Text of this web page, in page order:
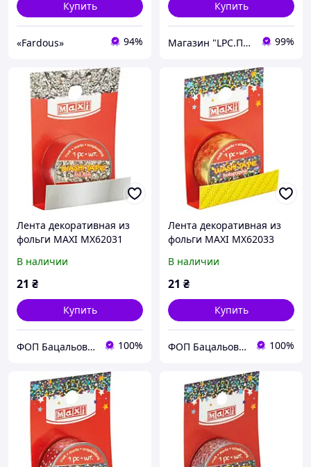
Купить
«Fardous» 94%
Купить
Магазин "LPC.Полиграфия" 99%
Лента декоративная из
фольги MAXI MX62031
/MX62031/
В наличии
21 ₴
Купить
ФОП Бацальова Тетяна Юріївна 100%
Лента декоративная из
фольги MAXI MX62033
голографическая
/MX62033/
В наличии
21 ₴
Купить
ФОП Бацальова Тетяна Юріївна 100%